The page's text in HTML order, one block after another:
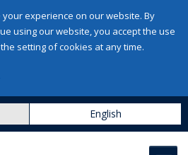
experience on our website. By
using our website, you accept the use
setting of cookies at any time.
English